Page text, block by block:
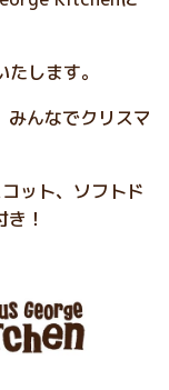
します。
みんなでクリスマ
ット、ソフトド
！